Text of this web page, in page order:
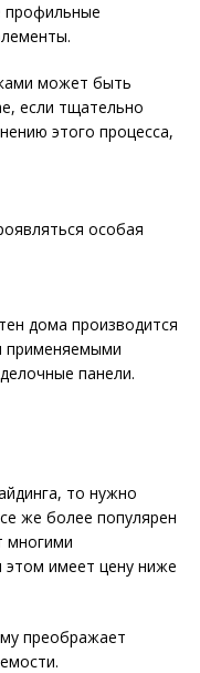
профильные
может быть
если тщательно
этого процесса,
особая
дома производится
применяемыми
панели.
то нужно
же более популярен
многими
имеет цену ниже
преображает